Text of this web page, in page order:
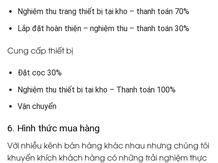
Nghiệm thu trang thiết bị tại kho – thanh toán 70%
Lắp đặt hoàn thiện – nghiệm thu – thanh toán 30%
Cung cấp thiết bị
Đặt cọc 30%
Nghiệm thu thiết bị tại kho – Thanh toán 100%
Vận chuyển
6. Hình thức mua hàng
Với nhiều kênh bán hàng khác nhau nhưng chúng tôi
khuyến khích khách hàng có những trải nghiệm thực